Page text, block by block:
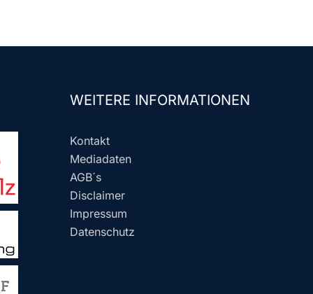
WEITERE INFORMATIONEN
Kontakt
Mediadaten
AGB´s
Disclaimer
Impressum
Datenschutz